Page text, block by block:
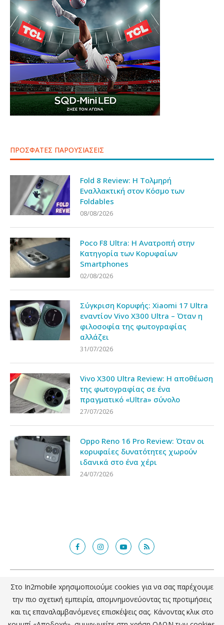
ΠΡΟΣΦΑΤΕΣ ΠΑΡΟΥΣΙΑΣΕΙΣ
Fold 8 Review: Η Τολμηρή
Εναλλακτική στον Κόσμο των
Foldables
08/08/2026
Poco F8 Ultra: Η Ανατροπή στην
Κατηγορία των Κορυφαίων
Smartphones
02/08/2026
Σύγκριση Κορυφής: Xiaomi 17 Ultra
εναντίον Vivo X300 Ultra – Όταν η
φιλοσοφία της φωτογραφίας
αλλάζει
31/07/2026
Vivo X300 Ultra Review: Η αποθέωση
της φωτογραφίας σε ένα
πραγματικό «Ultra» σύνολο
27/07/2026
Oppo Reno 16 Pro Review: Όταν οι
κορυφαίες δυνατότητες χωρούν
ιδανικά στο ένα χέρι
24/07/2026
@2018 - in2mobile.gr. All Right Reserved. Designed and developed by
mcde.gr
ΕΠΙΣΤΡΟΦΗ ΣΤΗΝ ΚΟΡΥΦΗ
Στο In2mobile xρησιμοποιούμε cookies για να σας παρέχουμε
την πιο σχετική εμπειρία, απομνημονεύοντας τις προτιμήσεις
και τις επαναλαμβανόμενες επισκέψεις σας. Κάνοντας κλικ στο